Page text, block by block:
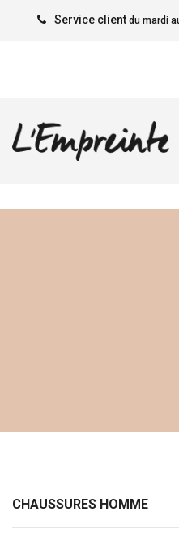
Service client du mardi
CHAUSSURES HOMME